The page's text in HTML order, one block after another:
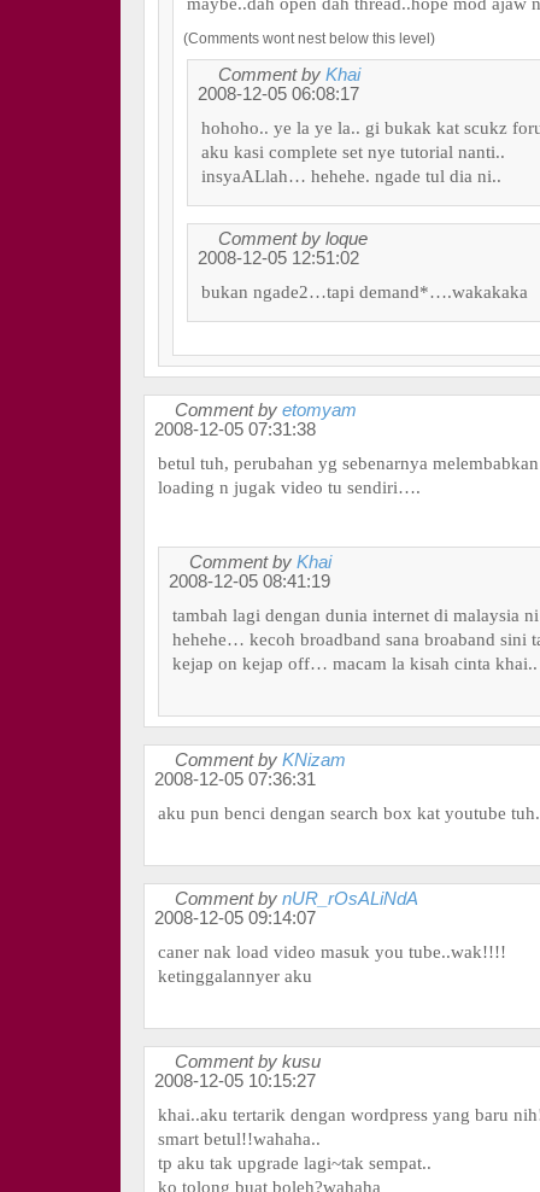
maybe..dah open dah thread..hope mod ajaw
(Comments wont nest below this level)
Comment by Khai
2008-12-05 06:08:17
hohoho.. ye la ye la.. gi bukak kat scukz
aku kasi complete set nye tutorial nanti..
insyaALlah… hehehe. ngade tul dia ni..
Comment by loque
2008-12-05 12:51:02
bukan ngade2…tapi demand*….wakakaka
Comment by etomyam
2008-12-05 07:31:38
betul tuh, perubahan yg sebenarnya
loading n jugak video tu sendiri….
Comment by Khai
2008-12-05 08:41:19
tambah lagi dengan dunia internet di malaysia
hehehe… kecoh broadband sana broaband sini
kejap on kejap off… macam la kisah cinta khai..
Comment by KNizam
2008-12-05 07:36:31
aku pun benci dengan search box kat youtube
Comment by nUR_rOsALiNdA
2008-12-05 09:14:07
caner nak load video masuk you tube..wak!!!!
ketinggalannyer aku
Comment by kusu
2008-12-05 10:15:27
khai..aku tertarik dengan wordpress yang baru
smart betul!!wahaha..
tp aku tak upgrade lagi~tak sempat..
ko tolong buat boleh?wahaha